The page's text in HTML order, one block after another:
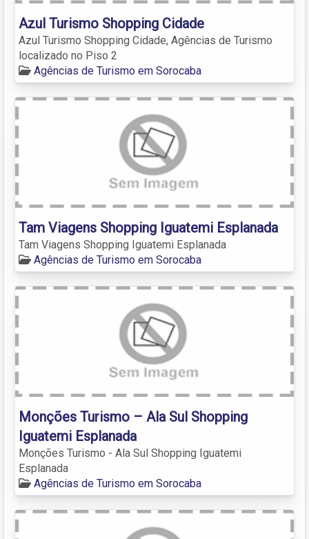
Azul Turismo Shopping Cidade
Azul Turismo Shopping Cidade, Agências de Turismo
localizado no Piso 2
Agências de Turismo em Sorocaba
Tam Viagens Shopping Iguatemi Esplanada
Tam Viagens Shopping Iguatemi Esplanada
Agências de Turismo em Sorocaba
Monções Turismo – Ala Sul Shopping
Iguatemi Esplanada
Monções Turismo - Ala Sul Shopping Iguatemi
Esplanada
Agências de Turismo em Sorocaba